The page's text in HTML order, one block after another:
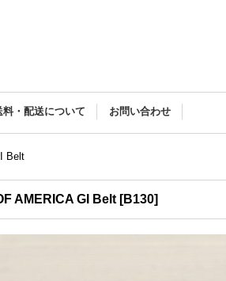
料・配送について お問い合わせ
Belt
AMERICA GI Belt [B130]